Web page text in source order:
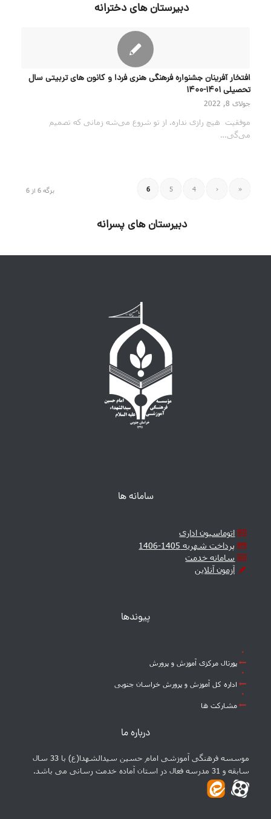
دبیرستان های دخترانه
افتخار آفرینان جشنواره فرهنگی هنری فردا و کانون های تربیتی سال
تحصیلی 1401-1400
جولای 8, 2022
موفقیت هیچ رازی نداره. از تو شروع می‌شه زمانی که تصمیم
می‌گی…
برگه 6 از 6 «
‹
4
5
6
دبیرستان های پسرانه
سامانه ها
اتوماسیون اداری
پرداخت شهریه 1405-1406
سامانه خدمت
آزمون آنلاین
پیوندها
پورتال مرکزی آموزش و پرورش
اداره کل آموزش و پرورش خراسان جنوبی
مشارکت ها
درباره ما
موسسه فرهنگی آموزشی امام حسین سیدالشهدا(ع) با 33 سال
سابقه و 31 مدرسه فعال در استان آماده خدمت رسانی می باشد.